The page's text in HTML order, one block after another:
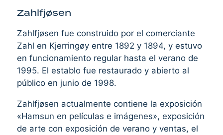
Zahlfjøsen
Zahlfjøsen fue construido por el comerciante
Zahl en Kjerringøy entre 1892 y 1894, y estuvo
en funcionamiento regular hasta el verano de
1995. El establo fue restaurado y abierto al
público en junio de 1998.
Zahlfjøsen actualmente contiene la exposición
«Hamsun en películas e imágenes», exposición
de arte con exposición de verano y ventas, el